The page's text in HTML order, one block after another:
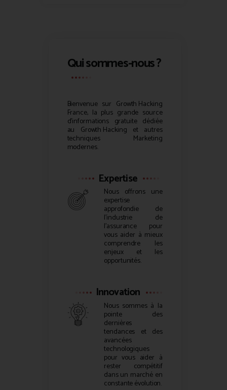
Qui sommes-nous ?
Bienvenue sur Growth Hacking
France, la plus grande source
d’informations gratuite dédiée
au Growth Hacking et autres
techniques Marketing
modernes.
Expertise
Nous offrons une
expertise
approfondie de
l’industrie de
l’assurance pour
vous aider à mieux
comprendre les
enjeux et les
opportunités.
Innovation
Nous sommes à la
pointe des
dernières
tendances et des
avancées
technologiques
pour vous aider à
rester compétitif
dans un marché en
constante évolution.